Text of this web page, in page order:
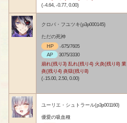
(-4.64, -0.77, 0.00)
クロバ・フユツキ(p3p000145)
ただの死神
HP
-675/7605
AP
3075/3330
崩れ(残り3) 乱れ(残り4) 火炎(残り8) 業
炎(残り4) 炎獄(残り8)
(-15.00, 2.50, 0.00)
ユーリエ・シュトラール(p3p001160)
優愛の吸血種